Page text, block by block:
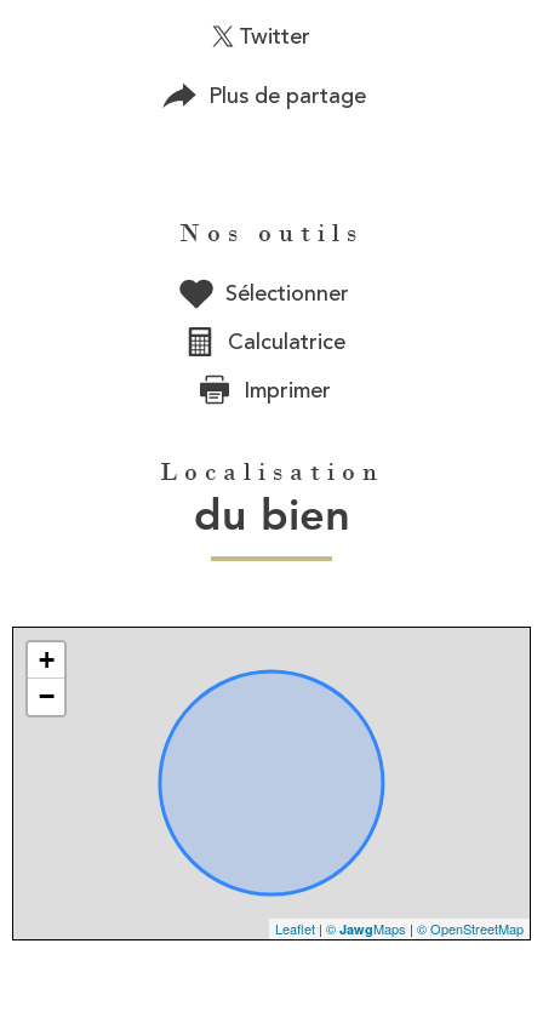
Twitter
Plus de partage
Nos outils
Sélectionner
Calculatrice
Imprimer
Localisation
du bien
+
−
Leaflet | © JawgMaps | © OpenStreetMap